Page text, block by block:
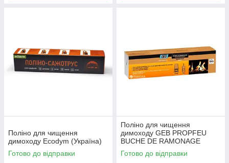
Поліно для чищення
димоходу Ecodym (Україна)
Готово до відправки
Поліно для чищення
димоходу GEB PROPFEU
BUCHE DE RAMONAGE
(Франція)
Готово до відправки